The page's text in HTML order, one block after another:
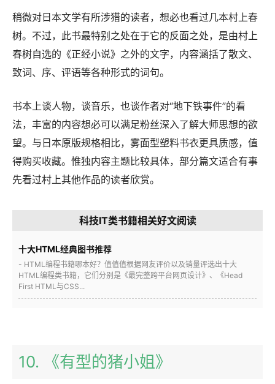
稍微对日本文学有所涉猎的读者，想必也看过几本村上春
树。不过，此书最特别之处在于它的反面之处，是由村上
春树自选的《正经小说》之外的文字，内容涵括了散文、
致词、序、评语等各种形式的词句。
书本上谈人物，谈音乐，也谈作者对“地下铁事件”的看
法，丰富的内容想必可以满足粉丝深入了解大师思想的欲
望。与日本原版规格相比，雾面型塑料书衣更具质感，值
得购买收藏。惟独内容主题比较具体，部分篇文适合有事
先看过村上其他作品的读者欣赏。
科技IT类书籍相关好文阅读
十大HTML经典图书推荐
- HTML编程书籍哪本好？值值值根据网友评价以及销量评选出十大
HTML编程类书籍，它们分别是《最完整跨平台网页设计》、《Head
First HTML与CSS...
10. 《有型的猪小姐》